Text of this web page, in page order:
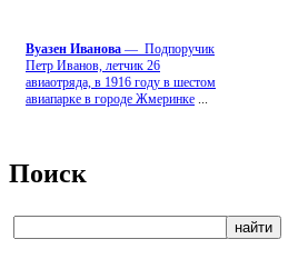
Вуазен Иванова — Подпоручик
Петр Иванов, летчик 26
авиаотряда, в 1916 году в шестом
авиапарке в городе Жмеринке
Поиск